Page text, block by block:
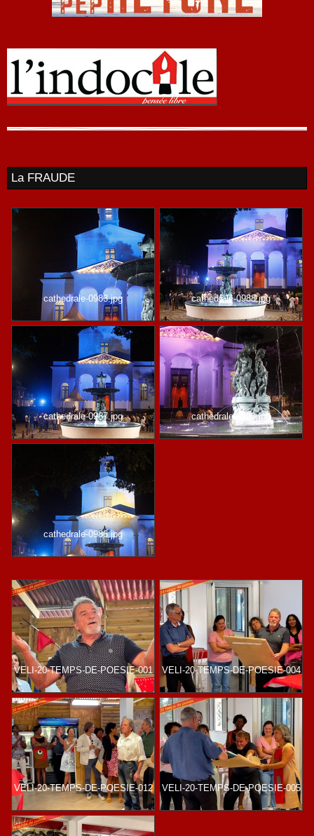
La FRAUDE
cathedrale-0983.jpg cathedrale-0988.jpg
cathedrale-0987.jpg cathedrale-0993.jpg
cathedrale-0986.jpg
VELI-20-TEMPS-DE-POESIE-001 VELI-20-TEMPS-DE-POESIE-004
VELI-20-TEMPS-DE-POESIE-012 VELI-20-TEMPS-DE-POESIE-005